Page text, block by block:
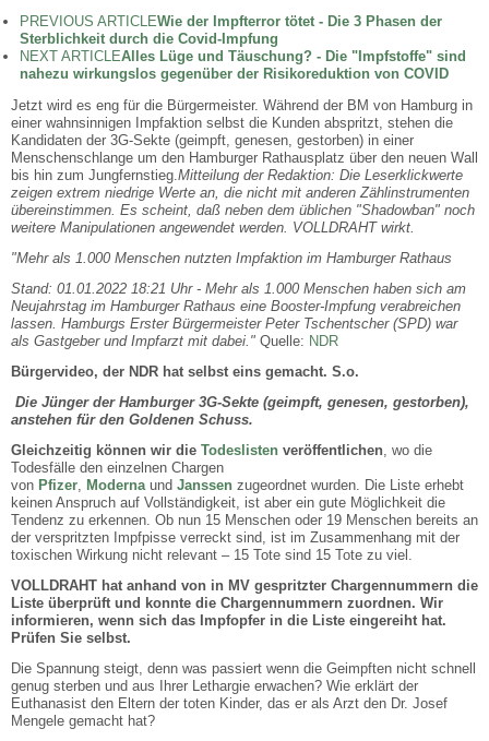
PREVIOUS ARTICLEWie der Impfterror tötet - Die 3 Phasen der
Sterblichkeit durch die Covid-Impfung
NEXT ARTICLEAlles Lüge und Täuschung? - Die "Impfstoffe" sind
nahezu wirkungslos gegenüber der Risikoreduktion von COVID
Jetzt wird es eng für die Bürgermeister. Während der BM von Hamburg in
einer wahnsinnigen Impfaktion selbst die Kunden abspritzt, stehen die
Kandidaten der 3G-Sekte (geimpft, genesen, gestorben) in einer
Menschenschlange um den Hamburger Rathausplatz über den neuen Wall
bis hin zum Jungfernstieg.Mitteilung der Redaktion: Die Leserklickwerte
zeigen extrem niedrige Werte an, die nicht mit anderen Zählinstrumenten
übereinstimmen. Es scheint, daß neben dem üblichen "Shadowban" noch
weitere Manipulationen angewendet werden. VOLLDRAHT wirkt.
"Mehr als 1.000 Menschen nutzten Impfaktion im Hamburger Rathaus
Stand: 01.01.2022 18:21 Uhr - Mehr als 1.000 Menschen haben sich am
Neujahrstag im Hamburger Rathaus eine Booster-Impfung verabreichen
lassen. Hamburgs Erster Bürgermeister Peter Tschentscher (SPD) war
als Gastgeber und Impfarzt mit dabei." Quelle: NDR
Bürgervideo, der NDR hat selbst eins gemacht. S.o.
Die Jünger der Hamburger 3G-Sekte (geimpft, genesen, gestorben),
anstehen für den Goldenen Schuss.
Gleichzeitig können wir die Todeslisten veröffentlichen , wo die
Todesfälle den einzelnen Chargen
von Pfizer Moderna und Janssen zugeordnet wurden. Die Liste erhebt
keinen Anspruch auf Vollständigkeit, ist aber ein gute Möglichkeit die
Tendenz zu erkennen. Ob nun 15 Menschen oder 19 Menschen bereits an
der verspritzten Impfpisse verreckt sind, ist im Zusammenhang mit der
toxischen Wirkung nicht relevant – 15 Tote sind 15 Tote zu viel.
VOLLDRAHT hat anhand von in MV gespritzter Chargennummern die
Liste überprüft und konnte die Chargennummern zuordnen. Wir
informieren, wenn sich das Impfopfer in die Liste eingereiht hat.
Prüfen Sie selbst.
Die Spannung steigt, denn was passiert wenn die Geimpften nicht schnell
genug sterben und aus Ihrer Lethargie erwachen? Wie erklärt der
Euthanasist den Eltern der toten Kinder, das er als Arzt den Dr. Josef
Mengele gemacht hat?